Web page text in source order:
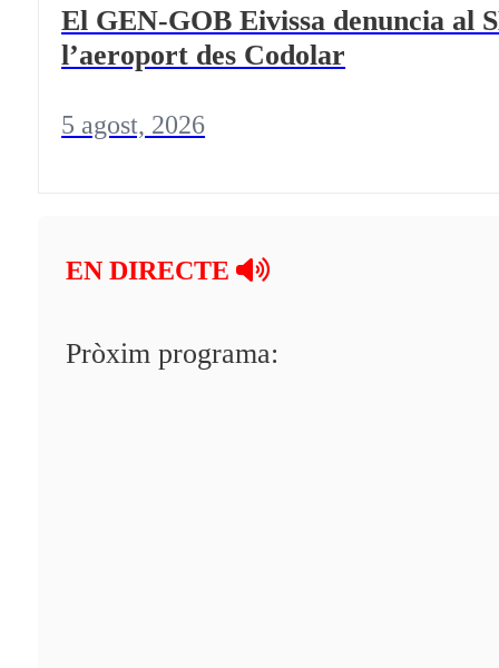
El GEN-GOB Eivissa denuncia al
l’aeroport des Codolar
5 agost, 2026
EN DIRECTE
Pròxim programa: